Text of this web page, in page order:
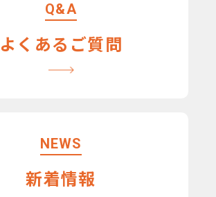
Q&A
よくあるご質問
NEWS
新着情報